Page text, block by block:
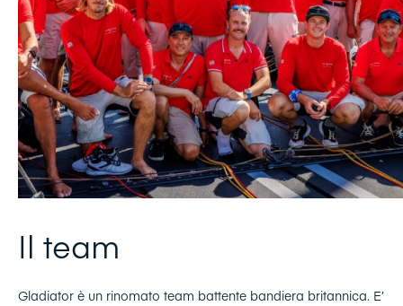
Il team
Gladiator è un rinomato team battente bandiera britannica. E’